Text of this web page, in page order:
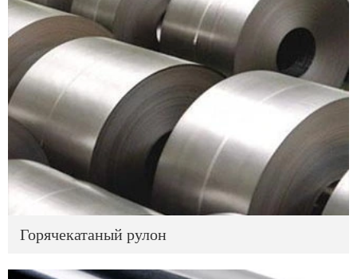
Горячекатаный рулон